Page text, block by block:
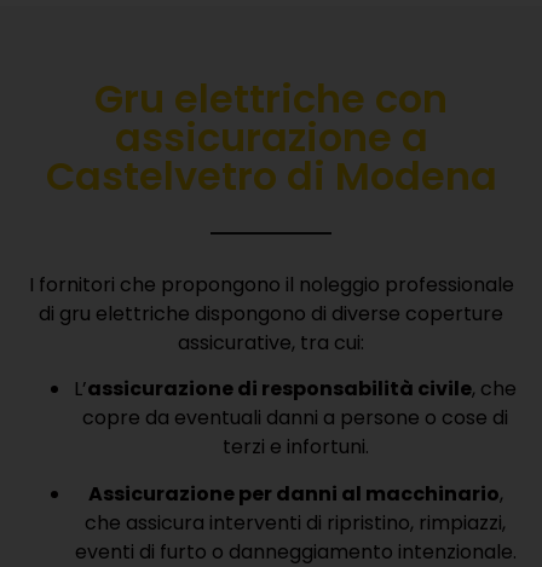
Gru elettriche con
assicurazione a
Castelvetro di Modena
I fornitori che propongono il noleggio professionale
di gru elettriche dispongono di diverse coperture
assicurative, tra cui:
L’assicurazione di responsabilità civile, che
copre da eventuali danni a persone o cose di
terzi e infortuni.
Assicurazione per danni al macchinario,
che assicura interventi di ripristino, rimpiazzi,
eventi di furto o danneggiamento intenzionale.